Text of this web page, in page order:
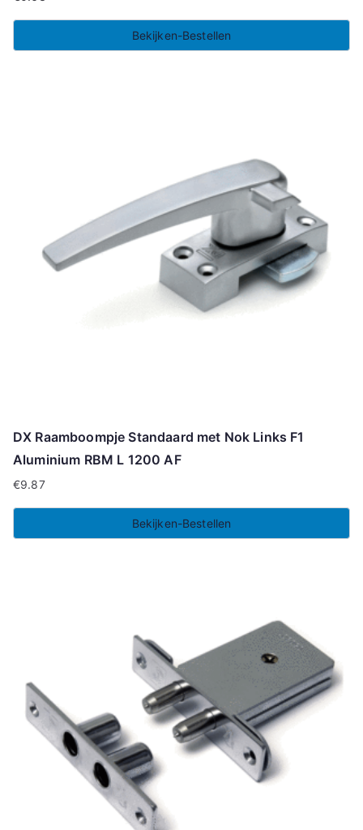
Bekijken-Bestellen
DX Raamboompje Standaard met Nok Links F1
Aluminium RBM L 1200 AF
€9.87
Bekijken-Bestellen